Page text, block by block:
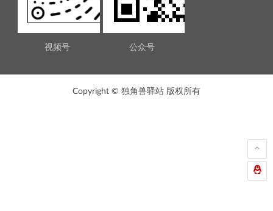
视频号 公众号
Copyright © 独角兽驿站 版权所有